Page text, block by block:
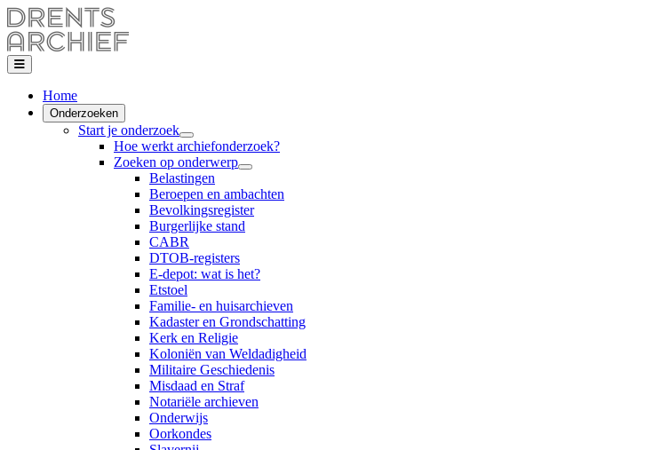
Home
Onderzoeken
Start je onderzoek
Hoe werkt archiefonderzoek?
Zoeken op onderwerp
Belastingen
Beroepen en ambachten
Bevolkingsregister
Burgerlijke stand
CABR
DTOB-registers
E-depot: wat is het?
Etstoel
Familie- en huisarchieven
Kadaster en Grondschatting
Kerk en Religie
Koloniën van Weldadigheid
Militaire Geschiedenis
Misdaad en Straf
Notariële archieven
Onderwijs
Oorkondes